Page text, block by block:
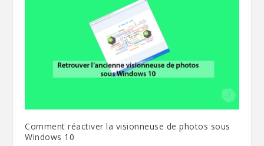
Comment réactiver la visionneuse de photos sous
Windows 10